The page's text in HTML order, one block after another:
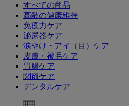
すべての商品
高齢の健康維持
免疫力ケア
泌尿器ケア
涙やけ・アイ（目）ケア
皮膚・被毛ケア
胃腸ケア
関節ケア
デンタルケア